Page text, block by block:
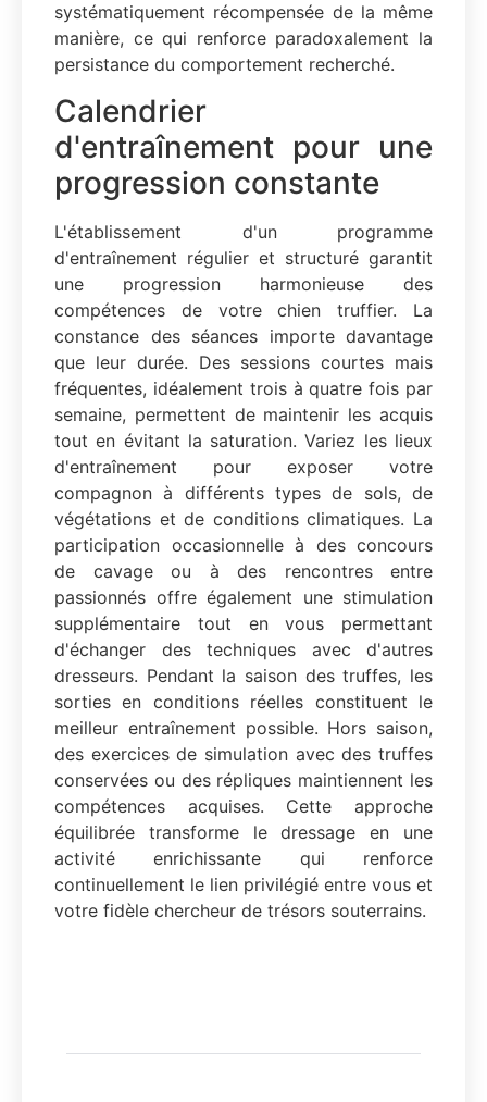
systématiquement récompensée de la même
manière, ce qui renforce paradoxalement la
persistance du comportement recherché.
Calendrier
d'entraînement pour une
progression constante
L'établissement d'un programme
d'entraînement régulier et structuré garantit
une progression harmonieuse des
compétences de votre chien truffier. La
constance des séances importe davantage
que leur durée. Des sessions courtes mais
fréquentes, idéalement trois à quatre fois par
semaine, permettent de maintenir les acquis
tout en évitant la saturation. Variez les lieux
d'entraînement pour exposer votre
compagnon à différents types de sols, de
végétations et de conditions climatiques. La
participation occasionnelle à des concours
de cavage ou à des rencontres entre
passionnés offre également une stimulation
supplémentaire tout en vous permettant
d'échanger des techniques avec d'autres
dresseurs. Pendant la saison des truffes, les
sorties en conditions réelles constituent le
meilleur entraînement possible. Hors saison,
des exercices de simulation avec des truffes
conservées ou des répliques maintiennent les
compétences acquises. Cette approche
équilibrée transforme le dressage en une
activité enrichissante qui renforce
continuellement le lien privilégié entre vous et
votre fidèle chercheur de trésors souterrains.